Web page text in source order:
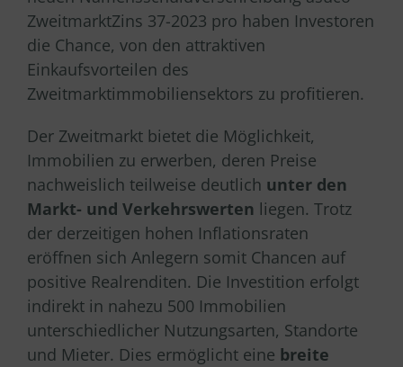
ZweitmarktZins 37-2023 pro haben Investoren
die Chance, von den attraktiven
Einkaufsvorteilen des
Zweitmarktimmobiliensektors zu profitieren.
Der Zweitmarkt bietet die Möglichkeit,
Immobilien zu erwerben, deren Preise
nachweislich teilweise deutlich unter den
Markt- und Verkehrswerten liegen. Trotz
der derzeitigen hohen Inflationsraten
eröffnen sich Anlegern somit Chancen auf
positive Realrenditen. Die Investition erfolgt
indirekt in nahezu 500 Immobilien
unterschiedlicher Nutzungsarten, Standorte
und Mieter. Dies ermöglicht eine breite